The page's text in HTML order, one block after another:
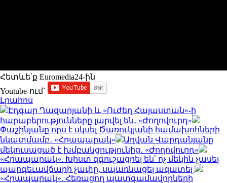
Հետևե՛ք Euromedia24-ին
Youtube-ում`
Լրահոս
Էդգար Ղազարյանի և «Ուժեղ Հայաստան»-ի
հարաբերությունները լարվել են․ «Ժողովուրդ»
Փաշինյանը որս է սկսել Ծառուկյանի համախոհների
նկատմամբ․ «Հրապարակ»
Աղվան Վարդանյանը
մեկուսացած է խմբակցությունից․ «Ժողովուրդ»
«Հրապարակ». Խիստ զգուշացրել են՝ ոչ մեկին չասել
պարգեւավճարի չափը, սպառնացել ազատել
«Հրապարակ». Հեռացող պատգամավորների